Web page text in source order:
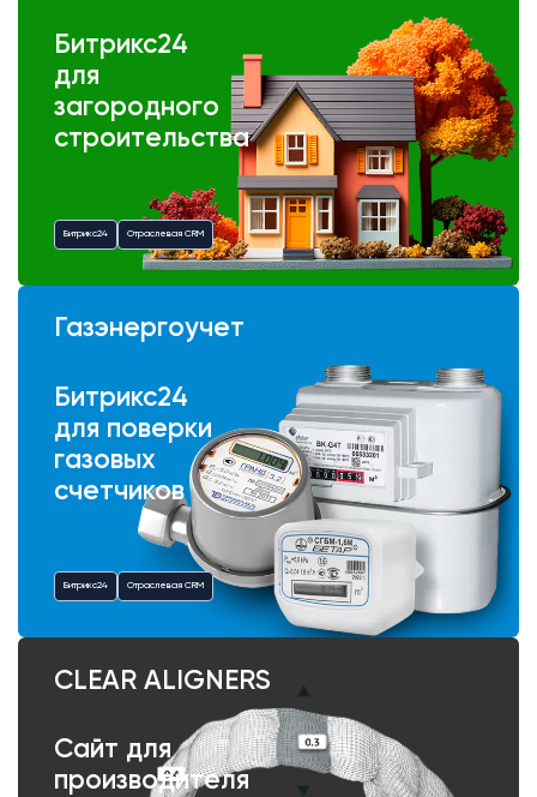
Битрикс24
для
загородного
строительства
Битрикс24 Отраслевая CRM
Газэнергоучет
Битрикс24
для поверки
газовых
счетчиков
Битрикс24 Отраслевая CRM
CLEAR ALIGNERS
Сайт для
производителя